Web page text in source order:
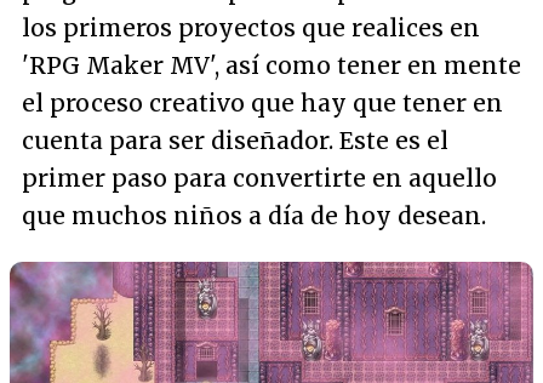
los primeros proyectos que realices en
'RPG Maker MV', así como tener en mente
el proceso creativo que hay que tener en
cuenta para ser diseñador. Este es el
primer paso para convertirte en aquello
que muchos niños a día de hoy desean.